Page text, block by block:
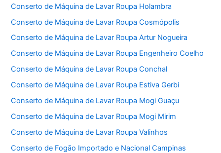
Conserto de Máquina de Lavar Roupa Holambra
Conserto de Máquina de Lavar Roupa Cosmópolis
Conserto de Máquina de Lavar Roupa Artur Nogueira
Conserto de Máquina de Lavar Roupa Engenheiro Coelho
Conserto de Máquina de Lavar Roupa Conchal
Conserto de Máquina de Lavar Roupa Estiva Gerbi
Conserto de Máquina de Lavar Roupa Mogi Guaçu
Conserto de Máquina de Lavar Roupa Mogi Mirim
Conserto de Máquina de Lavar Roupa Valinhos
Conserto de Fogão Importado e Nacional Campinas